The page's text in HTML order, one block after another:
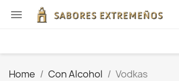

Home Con Alcohol Vodkas